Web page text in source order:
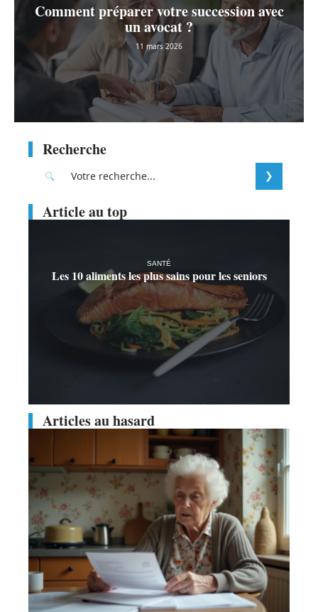
Comment préparer votre succession avec
un avocat ?
11 mars 2026
Recherche
Article au top
SANTÉ
Les 10 aliments les plus sains pour les seniors
Articles au hasard